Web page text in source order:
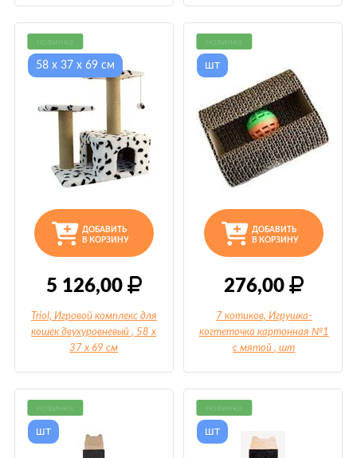
новинка
ДОБАВИТЬ
В КОРЗИНУ
5 126,00
58 х 37 х 69 см
Triol, Игровой комплекс для
кошек двухуровневый , 58 х
37 х 69 см
новинка
ДОБАВИТЬ
В КОРЗИНУ
276,00
шт
7 котиков, Игрушка-
когтеточка картонная №1
с мятой , шт
новинка
шт
новинка
шт